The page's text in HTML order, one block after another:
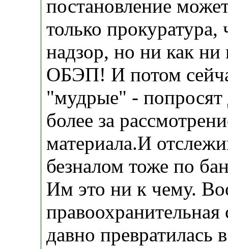
постановление
только прокуратура,
надзор, но ни как ни
ОБЭП! И потом
"мудрые" -
более за
материала.И
безналом тоже по
Им это ни к чему.
правоохранительная
давно